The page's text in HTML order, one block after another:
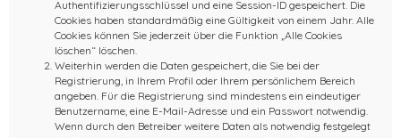
Authentifizierungsschlüssel und eine Session-ID gespeichert. Die
Cookies haben standardmäßig eine Gültigkeit von einem Jahr. Alle
Cookies können Sie jederzeit über die Funktion „Alle Cookies
löschen“ löschen.
Weiterhin werden die Daten gespeichert, die Sie bei der
Registrierung, in Ihrem Profil oder Ihrem persönlichem Bereich
angeben. Für die Registrierung sind mindestens ein eindeutiger
Benutzername, eine E-Mail-Adresse und ein Passwort notwendig.
Wenn durch den Betreiber weitere Daten als notwendig festgelegt